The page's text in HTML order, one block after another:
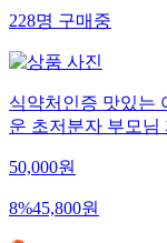
228명구매중
식약처인증 맛있는
운 초저분자 부모님
50,000원
8%45,800원